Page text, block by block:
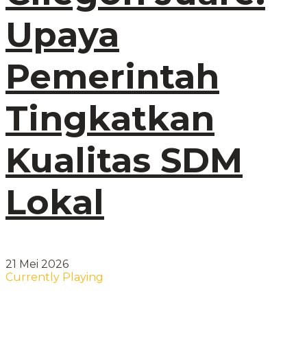
Upaya
Pemerintah
Tingkatkan
Kualitas SDM
Lokal
21 Mei 2026
Currently Playing